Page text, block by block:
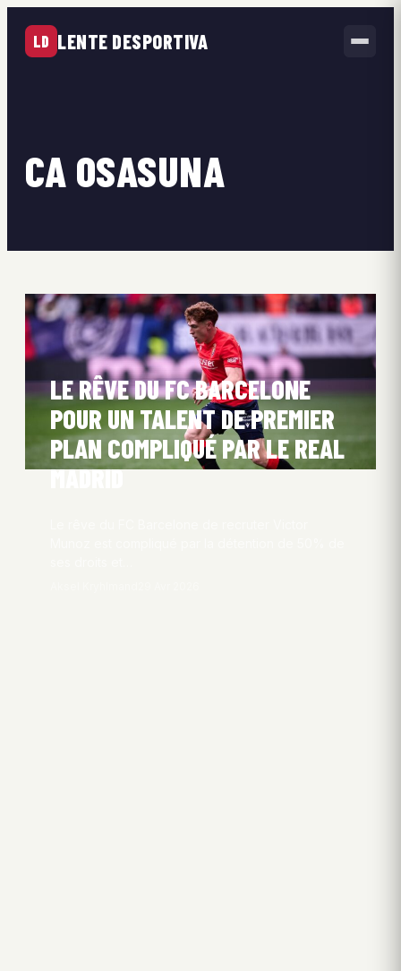
LD LENTE DESPORTIVA
CA OSASUNA
LE RÊVE DU FC BARCELONE
POUR UN TALENT DE PREMIER
PLAN COMPLIQUÉ PAR LE REAL
MADRID